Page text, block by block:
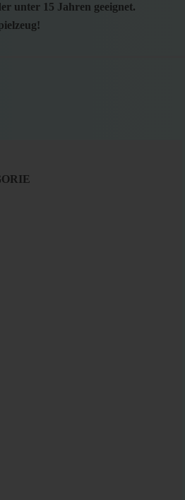
unter 15 Jahren geeignet.